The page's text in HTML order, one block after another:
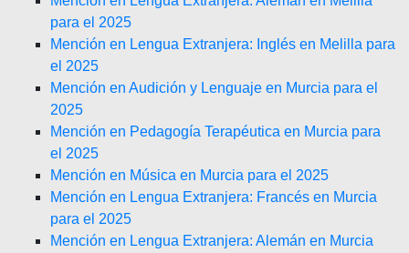
para el 2025
Mención en Lengua Extranjera: Inglés en Melilla para
el 2025
Mención en Audición y Lenguaje en Murcia para el
2025
Mención en Pedagogía Terapéutica en Murcia para
el 2025
Mención en Música en Murcia para el 2025
Mención en Lengua Extranjera: Francés en Murcia
para el 2025
Mención en Lengua Extranjera: Alemán en Murcia